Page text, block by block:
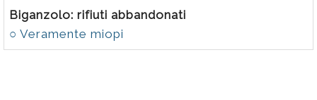
Biganzolo: rifiuti abbandonati
○ Veramente miopi